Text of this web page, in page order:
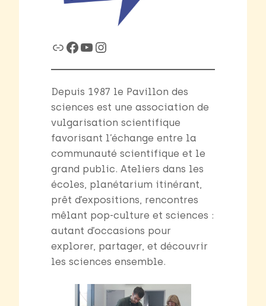
Link Facebook YouTube Instagram
Depuis 1987 le Pavillon des
sciences est une association de
vulgarisation scientifique
favorisant l’échange entre la
communauté scientifique et le
grand public. Ateliers dans les
écoles, planétarium itinérant,
prêt d’expositions, rencontres
mêlant pop-culture et sciences :
autant d’occasions pour
explorer, partager, et découvrir
les sciences ensemble.